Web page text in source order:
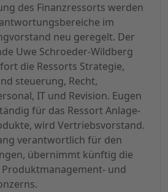
des Finanzressorts werden
im
neu geregelt. Der
Uwe Schroeder-Wildberg
die Ressorts Strategie,
steuerung, Recht,
IT und Revision. Eugen
für das Ressort Anlage-
wird Vertriebsvorstand.
verantwortlich für den
übernimmt künftig die
und